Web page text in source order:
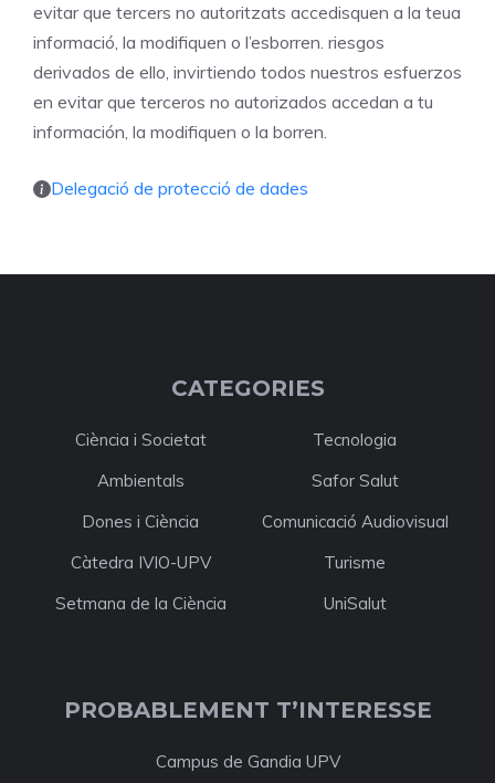
evitar que tercers no autoritzats accedisquen a la teua
informació, la modifiquen o l’esborren. riesgos
derivados de ello, invirtiendo todos nuestros esfuerzos
en evitar que terceros no autorizados accedan a tu
información, la modifiquen o la borren.
Delegació de protecció de dades
CATEGORIES
Ciència i Societat
Tecnologia
Ambientals
Safor Salut
Dones i Ciència
Comunicació Audiovisual
Càtedra IVIO-UPV
Turisme
Setmana de la Ciència
UniSalut
PROBABLEMENT T’INTERESSE
Campus de Gandia UPV